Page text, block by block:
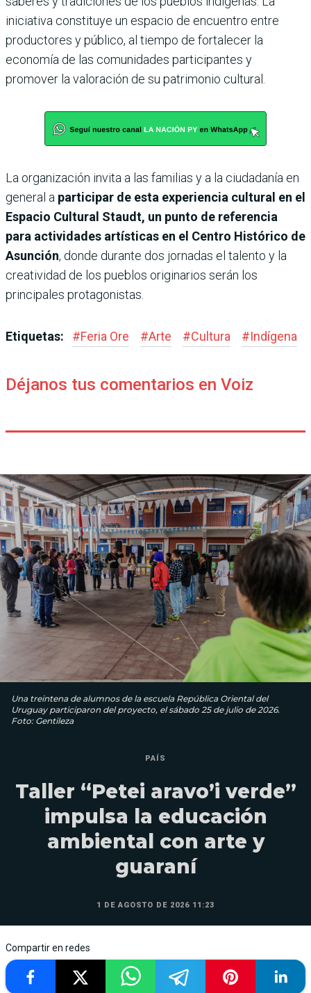
iniciativa constituye un espacio de encuentro entre
productores y público, al tiempo de fortalecer la
economía de las comunidades participantes y
promover la valoración de su patrimonio cultural.
La organización invita a las familias y a la ciudadanía en
general a participar de esta experiencia cultural en el
Espacio Cultural Staudt, un punto de referencia
para actividades artísticas en el Centro Histórico de
Asunción, donde durante dos jornadas el talento y la
creatividad de los pueblos originarios serán los
principales protagonistas.
Etiquetas: #Feria Ore #Arte #Cultura #Indígena
Déjanos tus comentarios en Voiz
Una treintena de alumnos de la escuela República Oriental del
Uruguay participaron del proyecto, el sábado 25 de julio de 2026.
Foto: Gentileza
PAÍS
Taller “Petei aravo’i verde”
impulsa la educación
ambiental con arte y
guaraní
1 DE AGOSTO DE 2026 11:23
Compartir en redes